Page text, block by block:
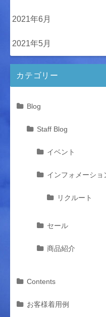
2021年6月
2021年5月
カテゴリー
Blog
Staff Blog
イベント
インフォメーショ
リクルート
セール
商品紹介
Contents
お客様着用例